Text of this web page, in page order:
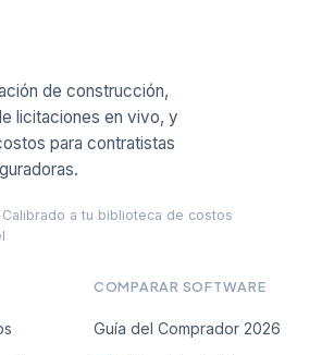
de construcción,
licitaciones en vivo, y
para contratistas
Calibrado a tu biblioteca de costos
COMPARAR SOFTWARE
Guía del Comprador 2026